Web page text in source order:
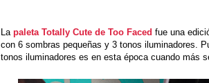
La paleta Totally Cute de Too Faced fue una
con 6 sombras pequeñas y 3 tonos iluminadores.
tonos iluminadores es en esta época cuando más